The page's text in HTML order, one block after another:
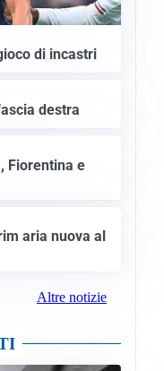
di incastri
destra
Fiorentina e
aria nuova al
Altre notizie